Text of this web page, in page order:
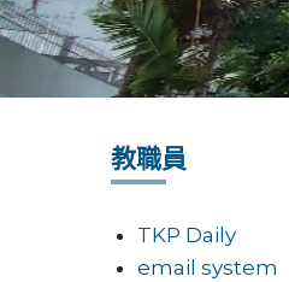
教職員
TKP Daily
email system